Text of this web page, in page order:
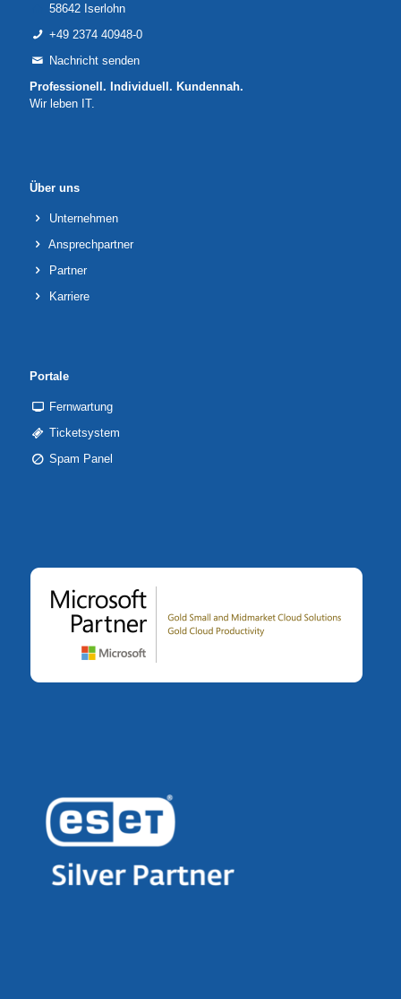
58642 Iserlohn
+49 2374 40948-0
Nachricht senden
Professionell. Individuell. Kundennah.
Wir leben IT.
Über uns
Unternehmen
Ansprechpartner
Partner
Karriere
Portale
Fernwartung
Ticketsystem
Spam Panel